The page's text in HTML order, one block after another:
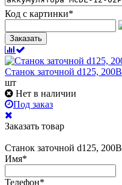
Код с картинки*
Заказать
Станок заточной d125,
шт
Нет в наличии
Под заказ
Заказать товар
Станок заточной d125,
Имя*
Телефон*